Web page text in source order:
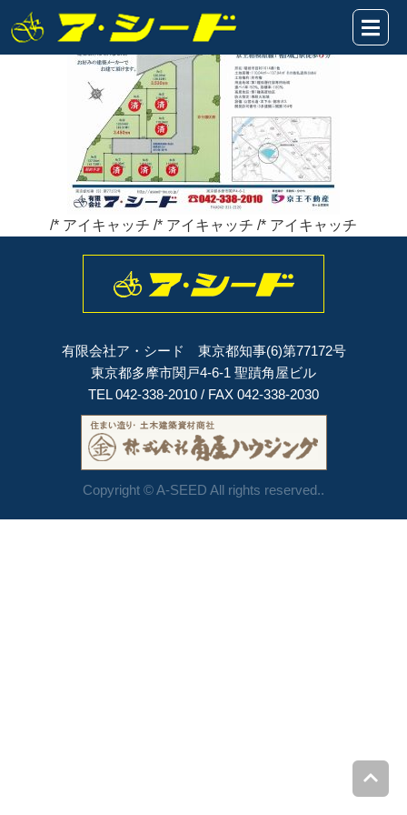
稲城市百村★HP表題2022.5.21 2022年05月21日
/* アイキャッチ /* アイキャッチ /* アイキャッチ
有限会社ア・シード 東京都知事(6)第77172号
東京都多摩市関戸4-6-1 聖蹟角屋ビル
TEL 042-338-2010 / FAX 042-338-2030
Copyright © A-SEED All rights reserved..